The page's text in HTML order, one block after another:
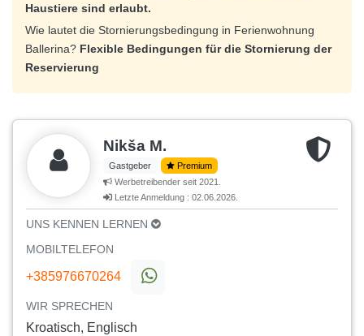
Haustiere sind erlaubt.
Wie lautet die Stornierungsbedingung in Ferienwohnung
Ballerina? Flexible Bedingungen für die Stornierung der
Reservierung
Nikša M.
Gastgeber
Premium
Werbetreibender seit 2021.
Letzte Anmeldung : 02.06.2026.
UNS KENNEN LERNEN
MOBILTELEFON
+385976670264
WIR SPRECHEN
Kroatisch, Englisch